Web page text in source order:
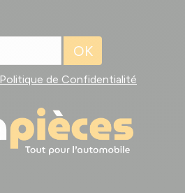
OK
Politique de Confidentialité